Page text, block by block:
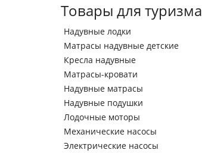
Товары для туризма
Надувные лодки
Матрасы надувные детские
Кресла надувные
Матрасы-кровати
Надувные матрасы
Надувные подушки
Лодочные моторы
Механические насосы
Электрические насосы